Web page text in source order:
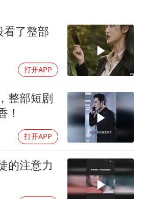
现代版摸金校尉落网查获400多枚古币
毛宁转发梯田音乐会视频海外网友赞叹
奋进开新局 实干挑大梁
了整部
打开APP
整部短剧
！
打开APP
的注意力